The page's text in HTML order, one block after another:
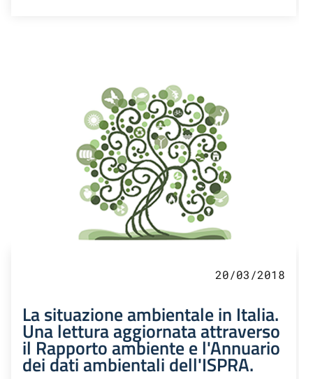
20/03/2018
La situazione ambientale in Italia.
Una lettura aggiornata attraverso
il Rapporto ambiente e l'Annuario
dei dati ambientali dell'ISPRA.